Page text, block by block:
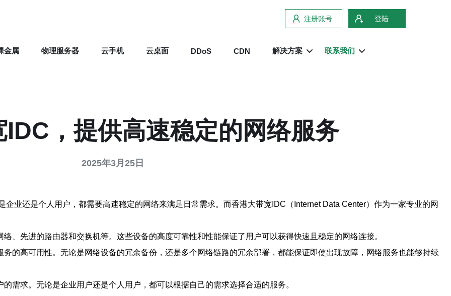
注册账号 登陆
金属 物理服务器 云手机 云桌面 DDoS CDN 解决方案 联系我们
，提供高速稳定的网络服务
2025年3月25日
业还是个人用户，都需要高速稳定的网络来满足日常需求。而香港大带宽IDC（Internet Data Center）作为一家专业的网
、先进的路由器和交换机等。这些设备的高度可靠性和性能保证了用户可以获得快速且稳定的网络连接。
的高可用性。无论是网络设备的冗余备份，还是多个网络链路的冗余部署，都能保证即使出现故障，网络服务也能够持续
需求。无论是企业用户还是个人用户，都可以根据自己的需求选择合适的服务。